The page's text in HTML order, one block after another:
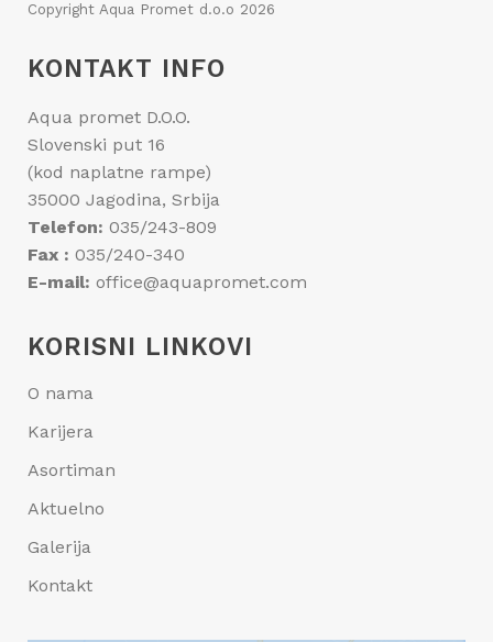
Copyright Aqua Promet d.o.o 2026
KONTAKT INFO
Aqua promet D.O.O.
Slovenski put 16
(kod naplatne rampe)
35000 Jagodina, Srbija
Telefon: 035/243-809
Fax : 035/240-340
E-mail: office@aquapromet.com
KORISNI LINKOVI
O nama
Karijera
Asortiman
Aktuelno
Galerija
Kontakt